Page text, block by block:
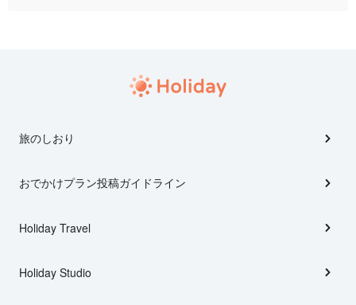
旅のしおり
おでかけプラン投稿ガイドライン
Holiday Travel
Holiday Studio